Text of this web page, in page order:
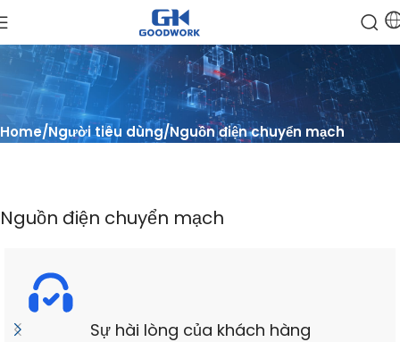
Home Người tiêu dùng Nguồn điện chuyển mạch
Nguồn điện chuyển mạch
Sự hài lòng của khách hàng